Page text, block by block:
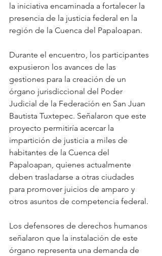
la iniciativa encaminada a fortalecer la
presencia de la justicia federal en la
región de la Cuenca del Papaloapan.
Durante el encuentro, los participantes
expusieron los avances de las
gestiones para la creación de un
órgano jurisdiccional del Poder
Judicial de la Federación en San Juan
Bautista Tuxtepec. Señalaron que este
proyecto permitiría acercar la
impartición de justicia a miles de
habitantes de la Cuenca del
Papaloapan, quienes actualmente
deben trasladarse a otras ciudades
para promover juicios de amparo y
otros asuntos de competencia federal.
Los defensores de derechos humanos
señalaron que la instalación de este
órgano representa una demanda de